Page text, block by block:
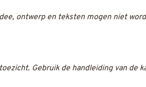
ontwerp en teksten mogen niet
Gebruik de handleiding van de